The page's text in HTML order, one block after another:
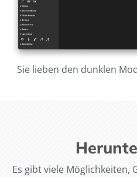
Sie lieben den dunklen
Es gibt viele Möglichkeiten,